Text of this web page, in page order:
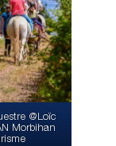
@Loïc
Morbihan